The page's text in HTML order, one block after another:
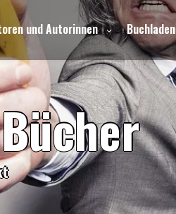
und Autorinnen Buchladen
Bücher